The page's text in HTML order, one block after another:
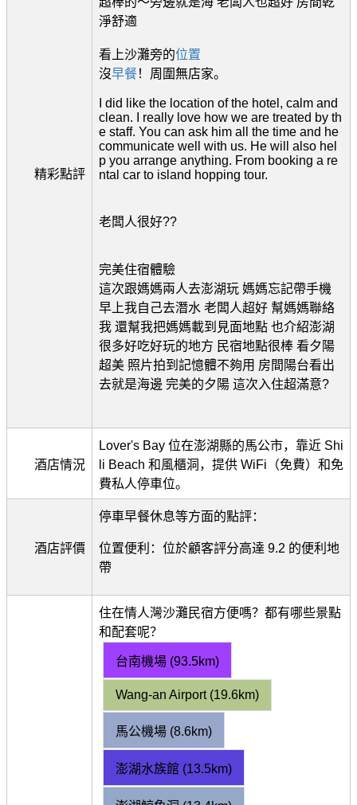
精彩點評
淨舒適
看上沙灘旁的位置
沒早餐！周圍無店家。
I did like the location of the hotel, calm and
clean. I really love how we are treated by th
e staff. You can ask him all the time and he
communicate well with us. He will also hel
p you arrange anything. From booking a re
ntal car to island hopping tour.
老闆人很好??
完美住宿體驗
這次跟媽媽兩人去澎湖玩 媽媽忘記帶手機
早上我自己去潛水 老闆人超好 幫媽媽聯絡
我 還幫我把媽媽載到見面地點 也介紹澎湖
很多好吃好玩的地方 民宿地點很棒 看夕陽
超美 照片拍到記憶體不夠用 房間陽台看出
去就是海邊 完美的夕陽 這次入住超滿意?
酒店情況
Lover's Bay 位在澎湖縣的馬公市，靠近 Shi
li Beach 和風櫃洞，提供 WiFi（免費）和免
費私人停車位。
酒店評價
停車早餐休息等方面的點評：
位置便利：位於顧客評分高達 9.2 的便利地
帶
住在情人灣沙灘民宿方便嗎？都有哪些景點
和配套呢？
台南機場 (93.5km)
Wang-an Airport (19.6km)
馬公機場 (8.6km)
澎湖水族館 (13.5km)